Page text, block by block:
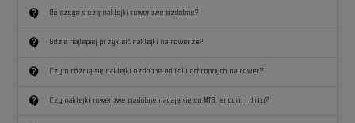
contact_support Do czego służą naklejki rowerowe ozdobne?
contact_support Gdzie najlepiej przykleić naklejki na rowerze?
contact_support Czym różnią się naklejki ozdobne od folii ochronnych na rower?
contact_support Czy naklejki rowerowe ozdobne nadają się do MTB, enduro i dirtu?